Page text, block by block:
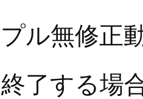
ル無修正
了する場